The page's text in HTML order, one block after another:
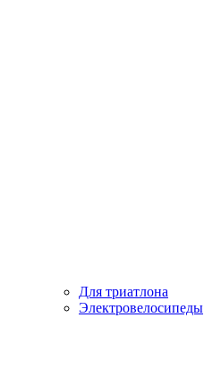
Для триатлона
Электровелосипеды